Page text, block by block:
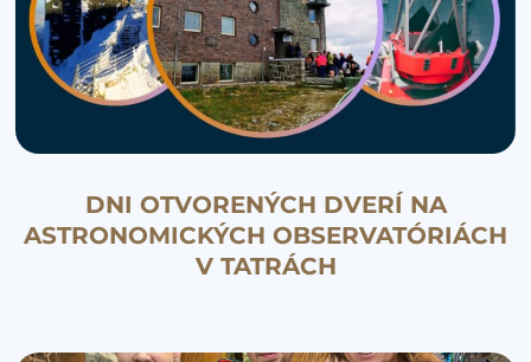
DNI OTVORENÝCH DVERÍ NA
ASTRONOMICKÝCH OBSERVATÓRIÁCH
V TATRÁCH